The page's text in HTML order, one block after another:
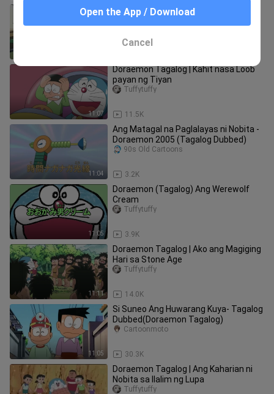
Doraemon | S1 | EP3 | Tagalog dub |
Tinapay na Pampatalas ng memorya
11:07
Doraemon Tagalog | Kahit nasa Loob
payan ng Tiyan
11.5K
Tuffytuffy
11:04
Ang Matagal na Paglalayas ni Nobita -
Doraemon 2005 (Tagalog Dubbed)
3.2K
90s Old Cartoons
11:05
Doraemon (Tagalog) Ang Werewolf
Cream
3.9K
Tuffytuffy
11:11
Doraemon Tagalog | Ako ang Magiging
Hari sa Stone Age
14.0K
Tuffytuffy
11:05
Si Suneo Ang Huwarang Kuya- Tagalog
Dubbed(Doraemon Tagalog)
30.3K
Cartoonmoto
Doraemon Tagalog | Ang Kaharian ni
Nobita sa Ilalim ng Lupa
Tuffytuffy
Open the App / Download
Cancel